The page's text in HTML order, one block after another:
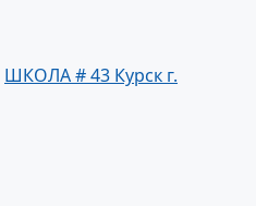
ШКОЛА # 43 Курск г.